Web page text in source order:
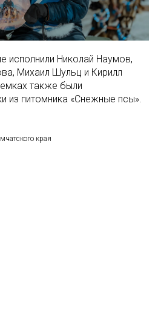
исполнили Николай Наумов,
Михаил Шульц и Кирилл
также были
из питомника «Снежные псы».
края